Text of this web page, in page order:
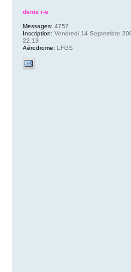
denis r-e
Messages: 4757
Inscription: Vendredi 14 Septembre
22:13
Aérodrome: LFGS